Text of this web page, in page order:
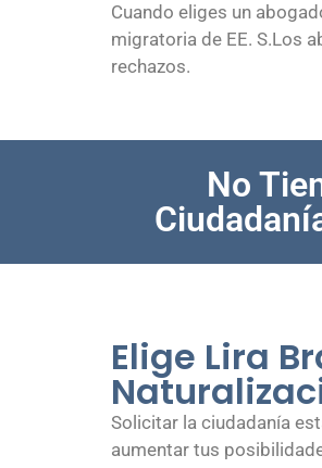
Cuando eliges un
migratoria de EE. S.Los
rechazos.
No
Elige Lira
Solicitar la ciudadanía
aumentar tus